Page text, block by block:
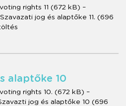
rights 11 (672 kB) –
jog és alaptőke 11. (696
alaptőke 10
rights 10. (672 kB) –
jog és alaptőke 10 (696